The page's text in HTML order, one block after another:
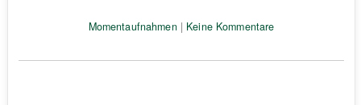
Momentaufnahmen| Keine Kommentare